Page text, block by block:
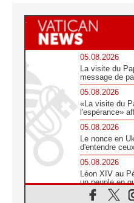
05.08.2026
La visite du
message de
05.08.2026
«La visite du
l'espérance»
05.08.2026
Le nonce en
d'entendre
05.08.2026
Léon XIV au
un peuple en
05.08.2026